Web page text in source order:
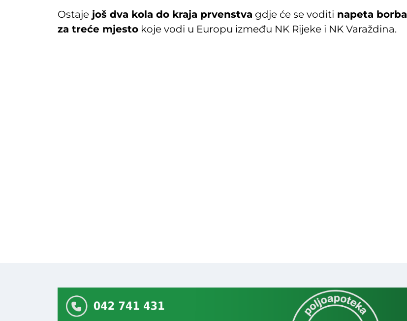
Ostaje još dva kola do kraja prvenstva gdje će se voditi napeta borba
za treće mjesto koje vodi u Europu između NK Rijeke i NK Varaždina.